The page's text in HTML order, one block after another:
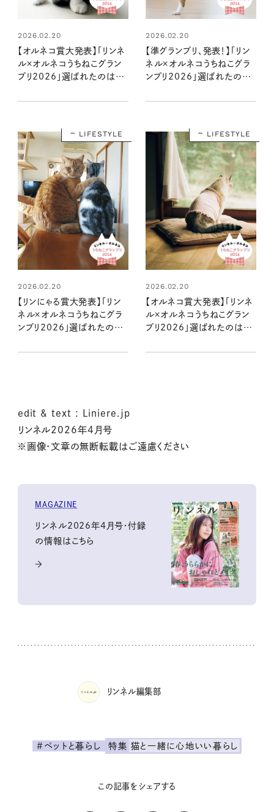
2026.02.20
【オルネコ賞大発表】「リンネ
ル×オルネコうちねこグラン
プリ2026」選ばれたのは、
ん」
2026.02.20
【準グランプリ、発表！】「リン
ネル×オルネコうちねこグラ
ンプリ2026」選ばれたのは、
くん」
LIFESTYLE
2026.02.20
【リンにゃる賞大発表】「リン
ネル×オルネコうちねこグラ
ンプリ2026」選ばれたのは、
くん」
LIFESTYLE
2026.02.20
【オルネコ賞大発表】「リンネ
ル×オルネコうちねこグラン
プリ2026」選ばれたのは、
ん」
edit & text : Liniere.jp
リンネル2026年4月号
※画像・文章の無断転載はご遠慮ください
MAGAZINE
リンネル2026年4月号・付録
の情報はこちら
リンネル編集部
#ペットと暮らし 特集 猫と一緒に心地いい暮らし
この記事をシェアする